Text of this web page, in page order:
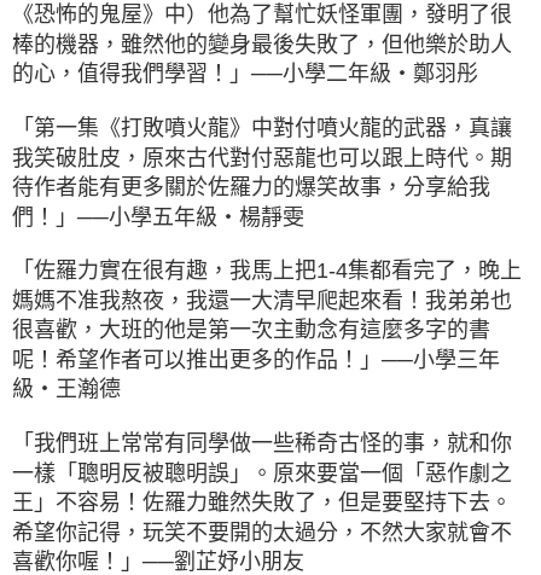
《恐怖的鬼屋》中）他為了幫忙妖怪軍團，發明了很
棒的機器，雖然他的變身最後失敗了，但他樂於助人
的心，值得我們學習！」──小學二年級‧鄭羽彤
「第一集《打敗噴火龍》中對付噴火龍的武器，真讓
我笑破肚皮，原來古代對付惡龍也可以跟上時代。期
待作者能有更多關於佐羅力的爆笑故事，分享給我
們！」──小學五年級‧楊靜雯
「佐羅力實在很有趣，我馬上把1-4集都看完了，晚上
媽媽不准我熬夜，我還一大清早爬起來看！我弟弟也
很喜歡，大班的他是第一次主動念有這麼多字的書
呢！希望作者可以推出更多的作品！」──小學三年
級‧王瀚德
「我們班上常常有同學做一些稀奇古怪的事，就和你
一樣「聰明反被聰明誤」。原來要當一個「惡作劇之
王」不容易！佐羅力雖然失敗了，但是要堅持下去。
希望你記得，玩笑不要開的太過分，不然大家就會不
喜歡你喔！」──劉芷妤小朋友